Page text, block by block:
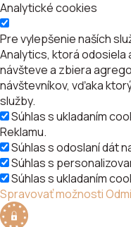
Analytické cookies
Pre vylepšenie naších
Analytics, ktorá odosiela
návšteve a zbiera
návštevníkov, vďaka
služby.
Súhlas s ukladaním
Reklamu.
Súhlas s odoslaní dát
Súhlas s
Súhlas s ukladaním
Spravovať možnosti